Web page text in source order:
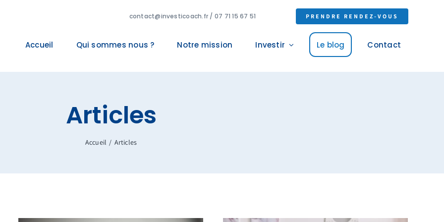
contact@investicoach.fr / 07 71 15 67 51 PRENDRE RENDEZ-VOUS
Accueil Qui sommes nous ? Notre mission Investir Le blog Contact
Articles
Accueil Articles